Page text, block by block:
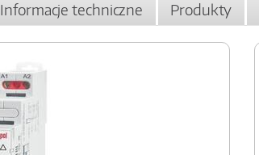
Informacje techniczne Produkty